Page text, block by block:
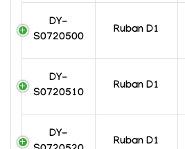
DY-
S0720500
Ruban D1
DY-
S0720510
Ruban D1
DY-
Ruban D1